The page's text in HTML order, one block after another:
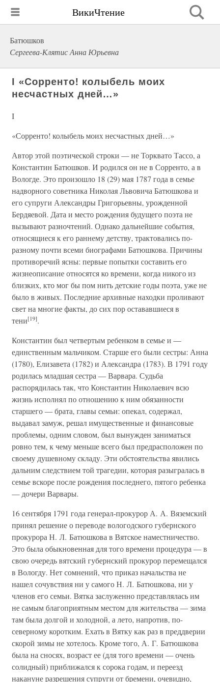
ВикиЧтение
Батюшков
Сергеева-Клятис Анна Юрьевна
I «Сорренто! колыбель моих
несчастных дней…»
I
«Сорренто! колыбель моих несчастных дней…»
Автор этой поэтической строки — не Торквато Тассо, а
Константин Батюшков. И родился он не в Сорренто, а в
Вологде. Это произошло 18 (29) мая 1787 года в семье
надворного советника Николая Львовича Батюшкова и
его супруги Александры Григорьевны, урожденной
Бердяевой. Дата и место рождения будущего поэта не
вызывают разночтений. Однако дальнейшие события,
относящиеся к его раннему детству, трактовались по-
разному почти всеми биографами Батюшкова. Причины
противоречий ясны: первые попытки составить его
жизнеописание относятся ко времени, когда никого из
близких, кто мог бы пом нить детские годы поэта, уже не
было в живых. Последние архивные находки проливают
свет на многие факты, до сих пор остававшиеся в
тени[19].
Константин был четвертым ребенком в семье и —
единственным мальчиком. Старше его были сестры: Анна
(1780), Елизавета (1782) и Александра (1783). В 1791 году
родилась младшая сестра — Варвара. Судьба
распорядилась так, что Константин Николаевич всю
жизнь исполнял по отношению к ним обязанности
старшего — брата, главы семьи: опекал, содержал,
выдавал замуж, решал имущественные и финансовые
проблемы, одним словом, был вынужден заниматься
ровно тем, к чему меньше всего был предрасположен по
своему душевному складу. Эти обстоятельства явились
дальним следствием той трагедии, которая разыгралась в
семье вскоре после рождения последнего, пятого ребенка
— дочери Варвары.
16 сентября 1791 года генерал-прокурор А. А. Вяземский
принял решение о переводе вологодского губернского
прокурора Н. Л. Батюшкова в Вятское наместничество.
Это была обыкновенная для того времени процедура — в
свою очередь вятский губернский прокурор перемещался
в Вологду. Нет сомнений, что приказ начальства не
нашел сочувствия ни у самого Н. Л. Батюшкова, ни у
членов его семьи. Вятка заслуженно представлялась им
не самым благоприятным местом для жительства — зима
там была долгой и холодной, а лето, напротив, по-
северному коротким. Ехать в Вятку как раз в преддверии
скорой зимы не хотелось. Кроме того, А. Г. Батюшкова
была на сносях, возраст ее (для того времени — очень
солидный) приближался к сорока годам, и переезд
накануне разрешения супруги от бремени, очевидно,